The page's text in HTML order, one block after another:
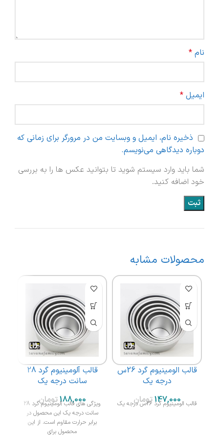
نام *
ایمیل *
ذخیره نام، ایمیل و وبسایت من در مرورگر برای زمانی که
دوباره دیدگاهی می‌نویسم.
شما باید وارد سیستم شوید تا بتوانید عکس ها را به بررسی
خود اضافه کنید.
محصولات مشابه
قالب الومینیوم گرد 26س
درجه یک
تومانقالب الومینیوم گرد 26س درجه یک
قالب آلومینیوم گرد 28
سانت درجه یک
تومان
ویژگی های قالب آلومینیوم گرد 28
سانت درجه یک این محصول در
برابر حرارت مقاوم است. از این
محصول برای